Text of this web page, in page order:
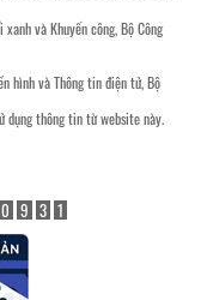
và Khuyến công, Bộ Công
hình và Thông tin điện tử, Bộ
dụng thông tin từ website này.
0 9 3 1